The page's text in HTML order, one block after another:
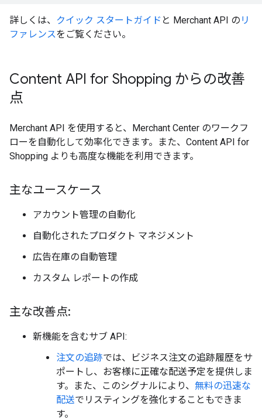
詳しくは、 クイック スタートガイド と Merchant API の リ
ファレンスをご覧ください。
Content API for Shopping からの改善
点
Merchant API を使用すると、Merchant Center のワークフ
ローを自動化して効率化できます。また、Content API for
Shopping よりも高度な機能を利用できます。
主なユースケース
アカウント管理の自動化
自動化されたプロダクト マネジメント
広告在庫の自動管理
カスタム レポートの作成
主な改善点:
新機能を含むサブ API:
注文の追跡では、ビジネス注文の追跡履歴をサ
ポートし、お客様に正確な配送予定を提供しま
す。また、このシグナルにより、 無料の迅速な
配送でリスティングを強化することもできま
す。